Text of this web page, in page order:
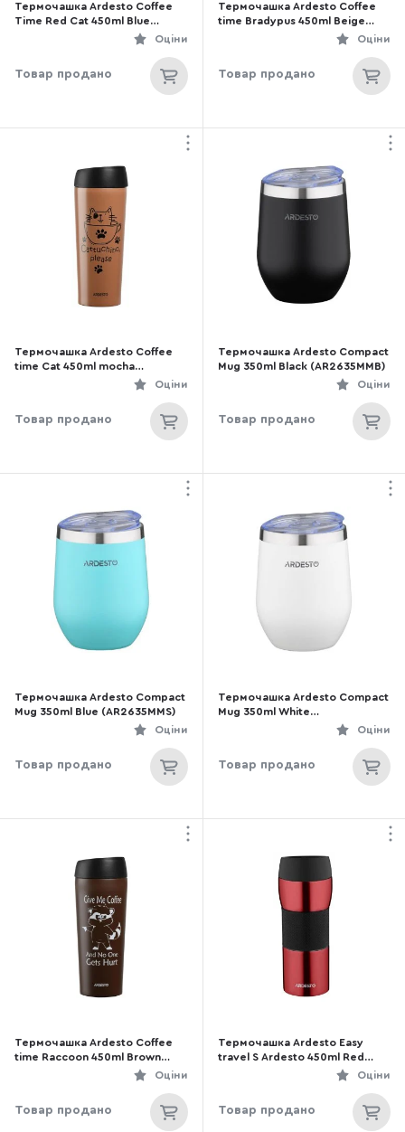
Термочашка Ardesto Coffee
Time Red Cat 450ml Blue
Оціни
Товар продано
Термочашка Ardesto Coffee
time Bradypus 450ml Beige
Оціни
Товар продано
Термочашка Ardesto Coffee
time Cat 450ml mocha
Оціни
Товар продано
Термочашка Ardesto Compact
Mug 350ml Black (AR2635MMB)
Оціни
Товар продано
Термочашка Ardesto Compact
Mug 350ml Blue (AR2635MMS)
Оціни
Товар продано
Термочашка Ardesto Compact
Mug 350ml White
Оціни
Товар продано
Термочашка Ardesto Coffee
time Raccoon 450ml Brown
Оціни
Товар продано
Термочашка Ardesto Easy
travel S Ardesto 450ml Red
Оціни
Товар продано